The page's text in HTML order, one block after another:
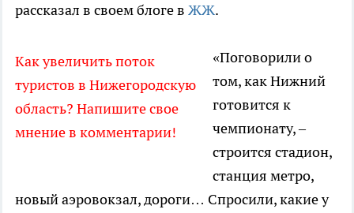
рассказал в своем блоге в ЖЖ.
Как увеличить поток
туристов в Нижегородскую
область? Напишите свое
мнение в комментарии!
«Поговорили о
том, как Нижний
готовится к
чемпионату, –
строится стадион,
станция метро,
новый аэровокзал, дороги… Спросили, какие у